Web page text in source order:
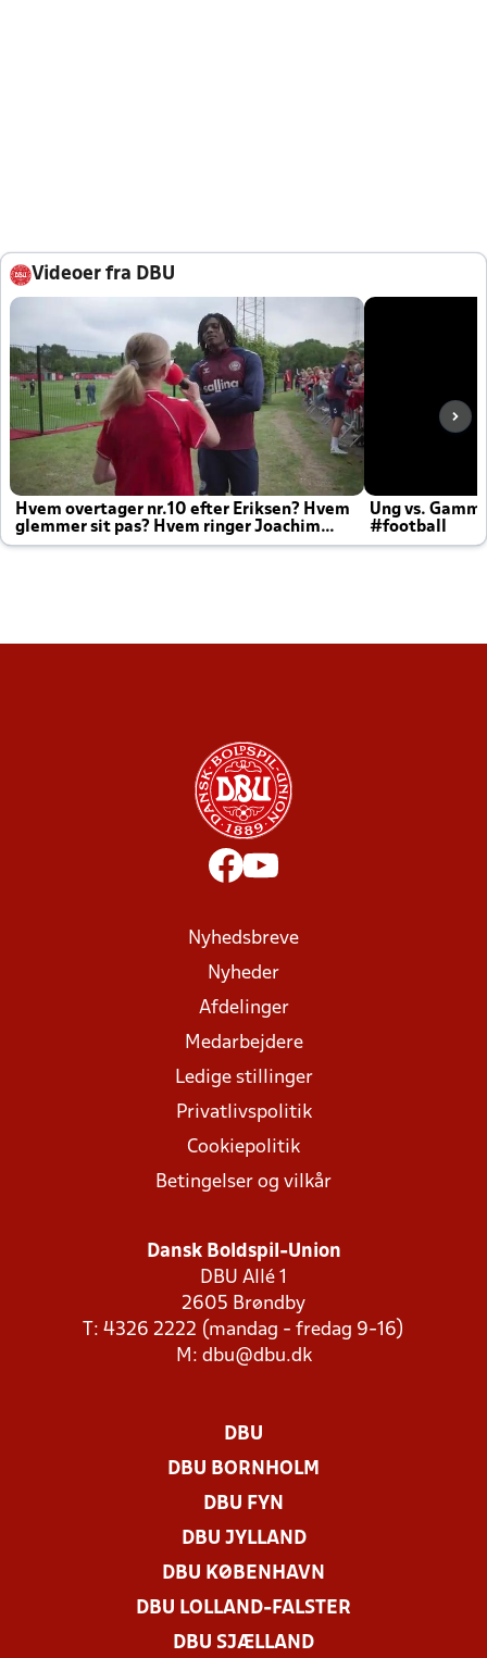
Videoer fra DBU
Hvem overtager nr.10 efter Eriksen? Hvem
glemmer sit pas? Hvem ringer Joachim
altid til efter kampe?
Ung vs.
#football
Nyhedsbreve
Nyheder
Afdelinger
Medarbejdere
Ledige stillinger
Privatlivspolitik
Cookiepolitik
Betingelser og vilkår
Dansk Boldspil-Union
DBU Allé 1
2605 Brøndby
T: 4326 2222 (mandag - fredag 9-16)
M: dbu@dbu.dk
DBU
DBU BORNHOLM
DBU FYN
DBU JYLLAND
DBU KØBENHAVN
DBU LOLLAND-FALSTER
DBU SJÆLLAND